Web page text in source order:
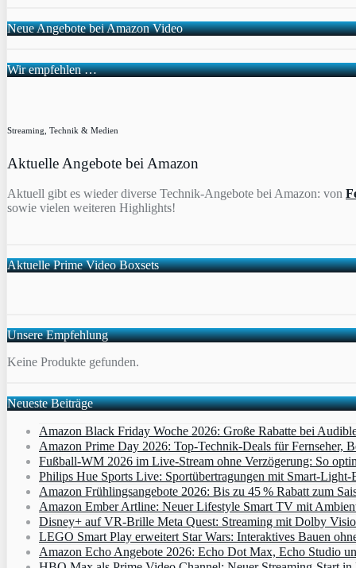
Neue Angebote bei Amazon Video
Wir empfehlen …
Streaming, Technik & Medien
Aktuelle Angebote bei Amazon
Aktuell gibt es wieder diverse Technik-Angebote bei Amazon: von
sowie vielen weiteren Highlights!
Aktuelle Prime Video Boxsets
Unsere Empfehlung
Keine Produkte gefunden.
Neueste Beiträge
Amazon Black Friday Woche 2026: Große Rabatte bei
Amazon Prime Day 2026: Top-Technik-Deals für Fernseher,
Fußball-WM 2026 im Live-Stream ohne Verzögerung: So
Philips Hue Sports Live: Sportübertragungen mit
Amazon Frühlingsangebote 2026: Bis zu 45 % Rabatt zum
Amazon Ember Artline: Neuer Lifestyle Smart TV mit
Disney+ auf VR-Brille Meta Quest: Streaming mit Dolby
LEGO Smart Play erweitert Star Wars: Interaktives Bauen
Amazon Echo Angebote 2026: Echo Dot Max, Echo Studio